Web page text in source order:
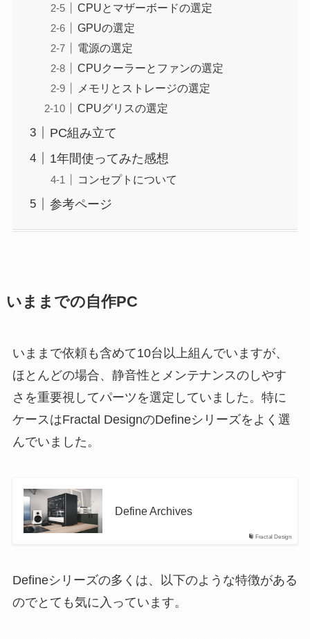
CPUとマザーボードの選定
GPUの選定
電源の選定
CPUクーラーとファンの選定
メモリとストレージの選定
CPUグリスの選定
PC組み立て
1年間使ってみた感想
コンセプトについて
参考ページ
いままでの自作PC
いままで依頼も含めて10台以上組んでいますが、
ほとんどの場合、静音性とメンテナンスのしやす
さを重要視してパーツを選定していました。特に
ケースはFractal DesignのDefineシリーズをよく選
んでいました。
Fractal Design
Define Archives
Defineシリーズの多くは、以下のような特徴がある
のでとても気に入っています。